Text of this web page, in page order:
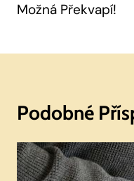
Možná Překvapí!
Podobné